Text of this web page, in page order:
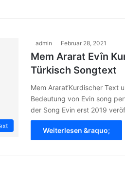
admin Februar 28, 2021
Mem Ararat Evîn
Türkisch Songtext
Mem Ararat‘Kurdischer Text
Bedeutung von Evin song
der Song Evin erst 2019
Weiterlesen &raquo;